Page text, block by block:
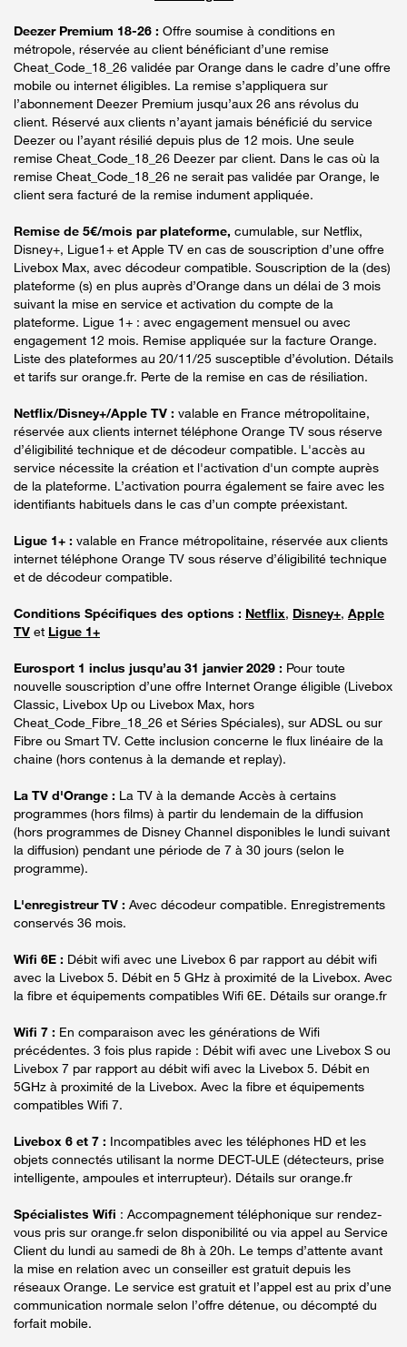
Deezer Premium 18-26 : Offre soumise à conditions en
métropole, réservée au client bénéficiant d’une remise
Cheat_Code_18_26 validée par Orange dans le cadre d’une offre
mobile ou internet éligibles. La remise s’appliquera sur
l’abonnement Deezer Premium jusqu’aux 26 ans révolus du
client. Réservé aux clients n’ayant jamais bénéficié du service
Deezer ou l’ayant résilié depuis plus de 12 mois. Une seule
remise Cheat_Code_18_26 Deezer par client. Dans le cas où la
remise Cheat_Code_18_26 ne serait pas validée par Orange, le
client sera facturé de la remise indument appliquée.
Remise de 5€/mois par plateforme, cumulable, sur Netflix,
Disney+, Ligue1+ et Apple TV en cas de souscription d’une offre
Livebox Max, avec décodeur compatible. Souscription de la (des)
plateforme (s) en plus auprès d’Orange dans un délai de 3 mois
suivant la mise en service et activation du compte de la
plateforme. Ligue 1+ : avec engagement mensuel ou avec
engagement 12 mois. Remise appliquée sur la facture Orange.
Liste des plateformes au 20/11/25 susceptible d’évolution. Détails
et tarifs sur orange.fr. Perte de la remise en cas de résiliation.
Netflix/Disney+/Apple TV : valable en France métropolitaine,
réservée aux clients internet téléphone Orange TV sous réserve
d’éligibilité technique et de décodeur compatible. L'accès au
service nécessite la création et l'activation d'un compte auprès
de la plateforme. L’activation pourra également se faire avec les
identifiants habituels dans le cas d’un compte préexistant.
Ligue 1+ : valable en France métropolitaine, réservée aux clients
internet téléphone Orange TV sous réserve d’éligibilité technique
et de décodeur compatible.
Conditions Spécifiques des options : Netflix, Disney+, Apple
TV et Ligue 1+
Eurosport 1 inclus jusqu’au 31 janvier 2029 : Pour toute
nouvelle souscription d’une offre Internet Orange éligible (Livebox
Classic, Livebox Up ou Livebox Max, hors
Cheat_Code_Fibre_18_26 et Séries Spéciales), sur ADSL ou sur
Fibre ou Smart TV. Cette inclusion concerne le flux linéaire de la
chaine (hors contenus à la demande et replay).
La TV d'Orange : La TV à la demande Accès à certains
programmes (hors films) à partir du lendemain de la diffusion
(hors programmes de Disney Channel disponibles le lundi suivant
la diffusion) pendant une période de 7 à 30 jours (selon le
programme).
L'enregistreur TV : Avec décodeur compatible. Enregistrements
conservés 36 mois.
Wifi 6E : Débit wifi avec une Livebox 6 par rapport au débit wifi
avec la Livebox 5. Débit en 5 GHz à proximité de la Livebox. Avec
la fibre et équipements compatibles Wifi 6E. Détails sur orange.fr
Wifi 7 : En comparaison avec les générations de Wifi
précédentes. 3 fois plus rapide : Débit wifi avec une Livebox S ou
Livebox 7 par rapport au débit wifi avec la Livebox 5. Débit en
5GHz à proximité de la Livebox. Avec la fibre et équipements
compatibles Wifi 7.
Livebox 6 et 7 : Incompatibles avec les téléphones HD et les
objets connectés utilisant la norme DECT-ULE (détecteurs, prise
intelligente, ampoules et interrupteur). Détails sur orange.fr
Spécialistes Wifi : Accompagnement téléphonique sur rendez-
vous pris sur orange.fr selon disponibilité ou via appel au Service
Client du lundi au samedi de 8h à 20h. Le temps d’attente avant
la mise en relation avec un conseiller est gratuit depuis les
réseaux Orange. Le service est gratuit et l’appel est au prix d’une
communication normale selon l’offre détenue, ou décompté du
forfait mobile.